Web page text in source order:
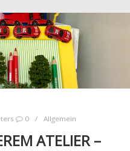
0 Allgemein
ATELIER –